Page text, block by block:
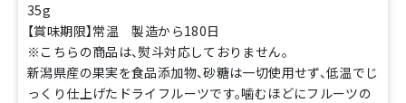
35g
【賞味期限】常温 製造から180日
※こちらの商品は、熨斗対応しておりません。
新潟県産の果実を食品添加物、砂糖は一切使用せず、低温でじ
っくり仕上げたドライフルーツです。噛むほどにフルーツの